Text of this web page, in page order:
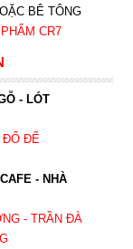
BÊ TÔNG
CR7
- LÓT
ĐỔ ĐỂ
- NHÀ
- TRẦN ĐÀ